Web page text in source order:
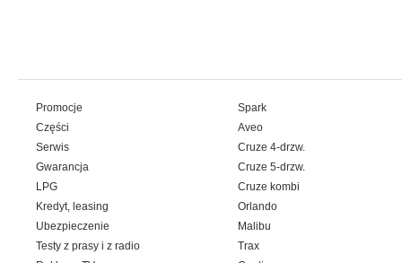
Promocje
Części
Serwis
Gwarancja
LPG
Kredyt, leasing
Ubezpieczenie
Testy z prasy i z radio
Spark
Aveo
Cruze 4-drzw.
Cruze 5-drzw.
Cruze kombi
Orlando
Malibu
Trax